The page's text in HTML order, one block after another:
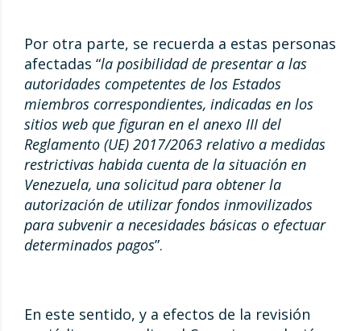
Por otra parte, se recuerda a estas personas
afectadas “la posibilidad de presentar a las
autoridades competentes de los Estados
miembros correspondientes, indicadas en los
sitios web que figuran en el anexo III del
Reglamento (UE) 2017/2063 relativo a medidas
restrictivas habida cuenta de la situación en
Venezuela, una solicitud para obtener la
autorización de utilizar fondos inmovilizados
para subvenir a necesidades básicas o efectuar
determinados pagos”.
En este sentido, y a efectos de la revisión